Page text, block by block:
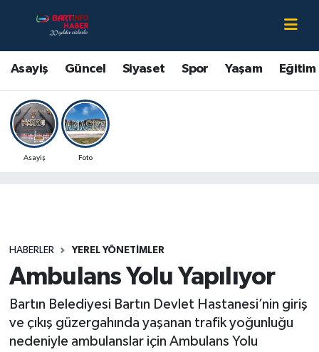
Asayiş Güncel Siyaset Spor Yaşam Eğitim
Asayiş Foto
HABERLER YEREL YÖNETIMLER
Ambulans Yolu Yapılıyor
Bartın Belediyesi Bartın Devlet Hastanesi’nin giriş
ve çıkış güzergahında yaşanan trafik yoğunluğu
nedeniyle ambulanslar için Ambulans Yolu
Asayiş
Bartın Hakkında
Çevre
Eğitim
Kültür-Sanat
Magazin
Medya
Bartın Nöbetçi Eczaneler
Bartın Hava Durumu
Bartin Namaz Vakitleri
Bartın Trafik Yoğunluk Haritası
Son Dakika Haberleri
Haber Arşivi